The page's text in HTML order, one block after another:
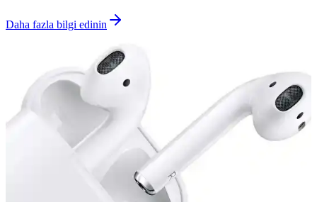
Daha fazla bilgi edinin